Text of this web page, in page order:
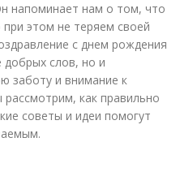
напоминает нам о том, что
этом не теряем своей
с днем рождения
добрых слов, но и
заботу и внимание к
как правильно
советы и идеи помогут